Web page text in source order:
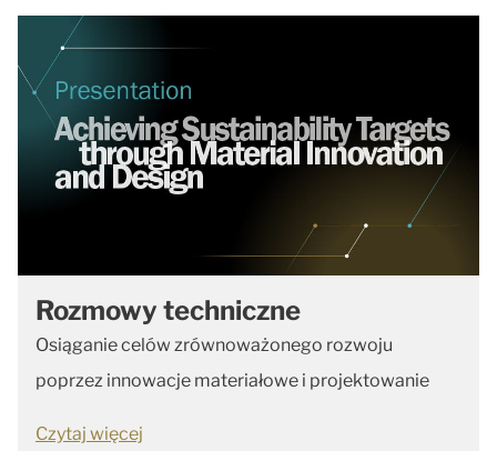
Rozmowy techniczne
Osiąganie celów zrównoważonego rozwoju
poprzez innowacje materiałowe i projektowanie
Czytaj więcej